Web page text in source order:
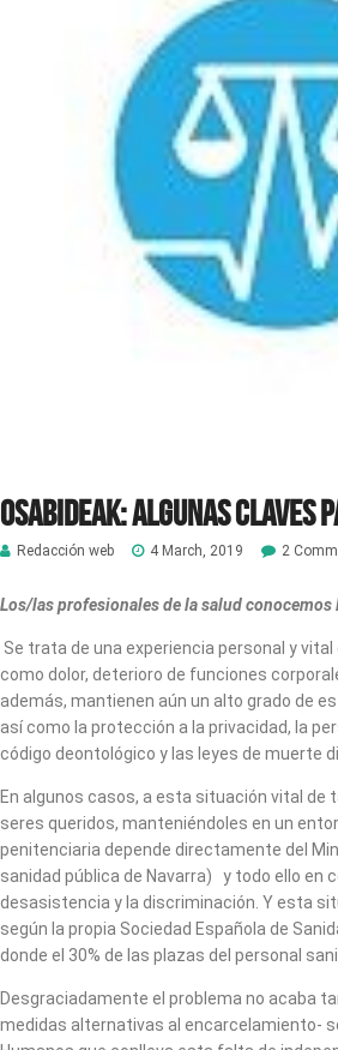
OSABIDEAK: Algunas
Redacción web 4 March, 2019 2
Los/las profesionales de la salud
Se trata de una experiencia personal y
como dolor, deterioro de funciones
además, mantienen aún un alto grado de
así como la protección a la privacidad, la
código deontológico y las leyes de muerte
En algunos casos, a esta situación vital de
seres queridos, manteniéndoles en un
penitenciaria depende directamente del
sanidad pública de Navarra) y todo ello en
desasistencia y la discriminación. Y esta
según la propia Sociedad Española de
donde el 30% de las plazas del personal
Desgraciadamente el problema no acaba
medidas alternativas al encarcelamiento-